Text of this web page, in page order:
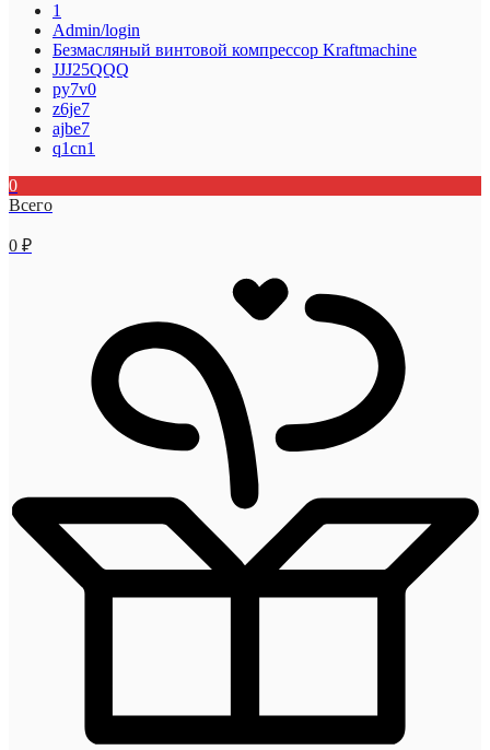
1
Admin/login
Безмасляный винтовой компрессор Kraftmaсhine
JJJ25QQQ
py7v0
z6je7
ajbe7
q1cn1
0
Всего
0 ₽